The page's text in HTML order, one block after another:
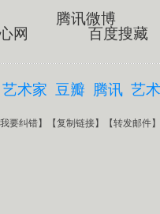
博 腾讯微
百度搜
艺术家 豆瓣 腾讯 艺
我要纠错】【复制链接】【转发邮件